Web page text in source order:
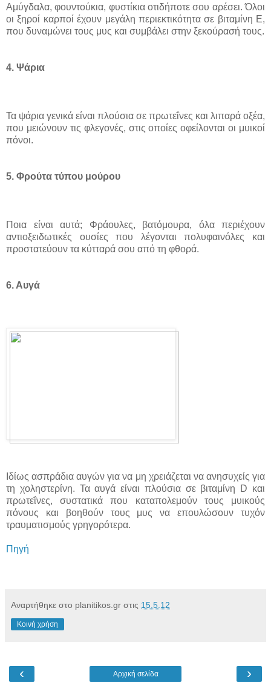
Αμύγδαλα, φουντούκια, φυστίκια οτιδήποτε σου αρέσει. Όλοι
οι ξηροί καρποί έχουν μεγάλη περιεκτικότητα σε βιταμίνη Ε,
που δυναμώνει τους μυς και συμβάλει στην ξεκούρασή τους.
4. Ψάρια
Τα ψάρια γενικά είναι πλούσια σε πρωτεΐνες και λιπαρά οξέα,
που μειώνουν τις φλεγονές, στις οποίες οφείλονται οι μυικοί
πόνοι.
5. Φρούτα τύπου μούρου
Ποια είναι αυτά; Φράουλες, βατόμουρα, όλα περιέχουν
αντιοξειδωτικές ουσίες που λέγονται πολυφαινόλες και
προστατεύουν τα κύτταρά σου από τη φθορά.
6. Αυγά
Ιδίως ασπράδια αυγών για να μη χρειάζεται να ανησυχείς για
τη χοληστερίνη. Τα αυγά είναι πλούσια σε βιταμίνη D και
πρωτεΐνες, συστατικά που καταπολεμούν τους μυικούς
πόνους και βοηθούν τους μυς να επουλώσουν τυχόν
τραυματισμούς γρηγορότερα.
Πηγή
Αναρτήθηκε στο planitikos.gr στις 15.5.12
Κοινή χρήση
‹ ›
Αρχική σελίδα